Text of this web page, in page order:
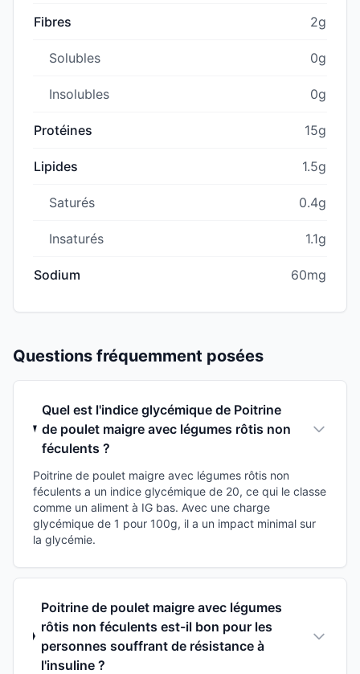
Fibres 2g
Solubles 0g
Insolubles 0g
Protéines 15g
Lipides 1.5g
Saturés 0.4g
Insaturés 1.1g
Sodium 60mg
Questions fréquemment posées
Quel est l'indice glycémique de Poitrine
de poulet maigre avec légumes rôtis non
féculents ?
Poitrine de poulet maigre avec légumes rôtis non
féculents a un indice glycémique de 20, ce qui le classe
comme un aliment à IG bas. Avec une charge
glycémique de 1 pour 100g, il a un impact minimal sur
la glycémie.
Poitrine de poulet maigre avec légumes
rôtis non féculents est-il bon pour les
personnes souffrant de résistance à
l'insuline ?